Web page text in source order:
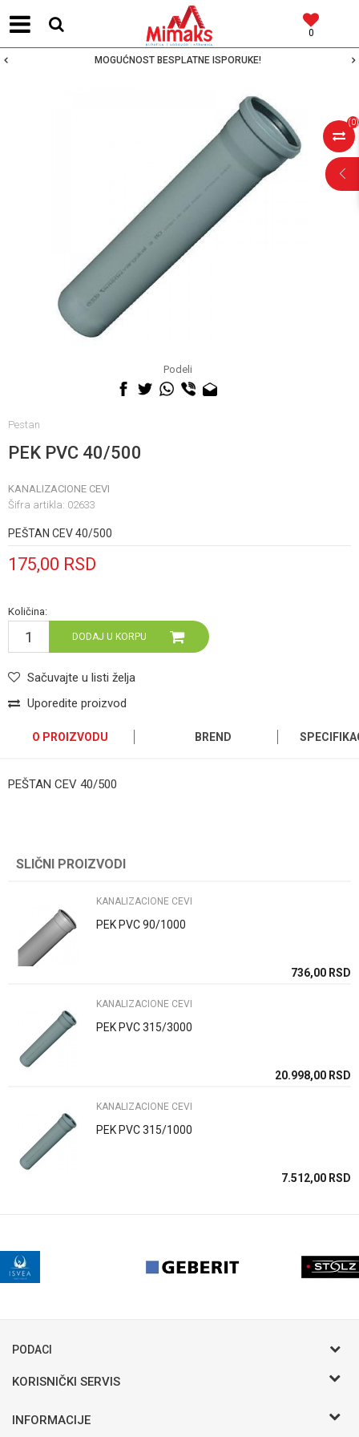
0
MOGUĆNOST BESPLATNE ISPORUKE!
(0)
Podeli
Pestan
PEK PVC 40/500
KANALIZACIONE CEVI
Šifra artikla: 02633
PEŠTAN CEV 40/500
175,00 RSD
Količina:
DODAJ U KORPU
Sačuvajte u listi želja
Uporedite proizvod
POMOĆ PRI
O PROIZVODU BREND
PEŠTAN CEV 40/500
Email
POŠALJI
Zemlja proizvodnje
Uvoznik / proizvodjač Pestan doo
SLIČNI PROIZVODI
KANALIZACIONE CEVI
PEK PVC 90/1000
736,00 RSD
KANALIZACIONE CEVI
PEK PVC 315/3000
20.998,00 RSD
KANALIZACIONE CEVI
PEK PVC 315/1000
7.512,00 RSD
PODACI
KORISNIČKI SERVIS
INFORMACIJE